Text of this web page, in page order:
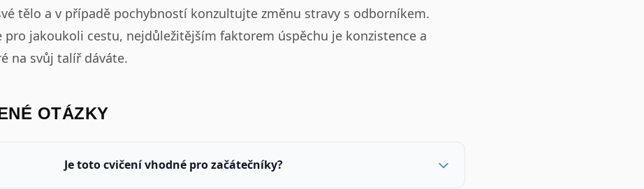
tělo a v případě pochybností konzultujte změnu stravy s odborníkem.
pro jakoukoli cestu, nejdůležitějším faktorem úspěchu je konzistence a
na svůj talíř dáváte.
OTÁZKY
Je toto cvičení vhodné pro začátečníky?